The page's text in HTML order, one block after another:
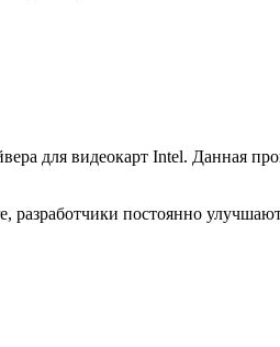
для видеокарт Intel. Данная
постоянно